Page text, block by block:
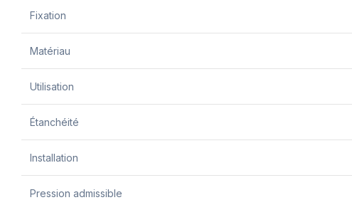
Fixation
Matériau
Utilisation
Étanchéité
Installation
Pression admissible